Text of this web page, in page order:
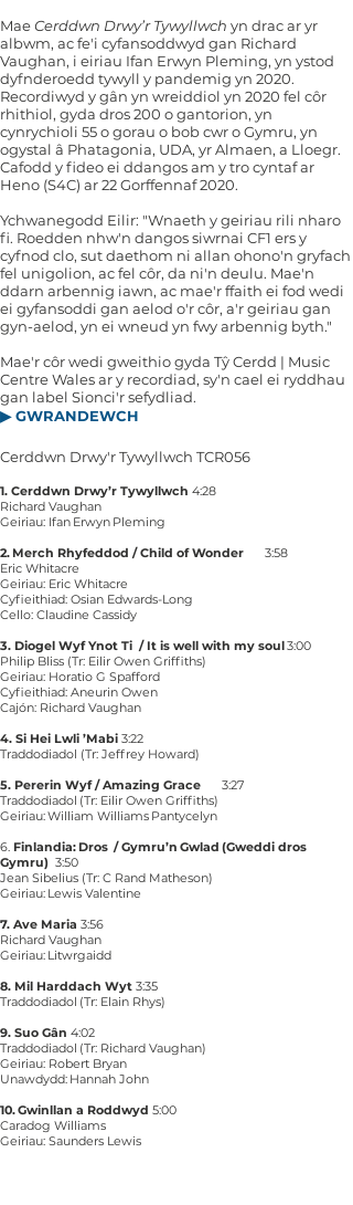
MaeCerddwn Drwy’r Tywyllwch yn drac ar yr
albwm, ac fe'i cyfansoddwyd gan Richard
Vaughan, i eiriau Ifan Erwyn Pleming, yn ystod
dyfnderoedd tywyll y pandemig yn 2020.
Recordiwyd y gân yn wreiddiol yn 2020 fel côr
rhithiol, gyda dros 200 o gantorion, yn
cynrychioli 55 o gorau o bob cwr o Gymru, yn
ogystal â Phatagonia, UDA, yr Almaen, a Lloegr.
Cafodd y fideo ei ddangos am y tro cyntaf ar
Heno (S4C) ar 22 Gorffennaf 2020.
Ychwanegodd Eilir: "Wnaeth y geiriau rili nharo
fi. Roedden nhw'n dangos siwrnai CF1 ers y
cyfnod clo, sut daethom ni allan ohono'n gryfach
fel unigolion, ac fel côr, da ni'n deulu. Mae'n
ddarn arbennig iawn, ac mae'r ffaith ei fod wedi
ei gyfansoddi gan aelod o'r côr, a'r geiriau gan
gyn-aelod, yn ei wneud yn fwy arbennig byth."
Mae'r côr wedi gweithio gyda Tŷ Cerdd | Music
Centre Wales ar y recordiad, sy'n cael ei ryddhau
gan label Sionci'r sefydliad.
▶ GWRANDEWCH
Cerddwn Drwy'r Tywyllwch TCR056
1. Cerddwn Drwy’r Tywyllwch 4:28
Richard Vaughan
Geiriau: Ifan Erwyn Pleming
2. Merch Rhyfeddod / Child of Wonder 3:58
Eric Whitacre
Geiriau: Eric Whitacre
Cyfieithiad: Osian Edwards-Long
Cello: Claudine Cassidy
3. Diogel Wyf Ynot Ti / It is well with my soul3:00
Philip Bliss (Tr: Eilir Owen Griffiths)
Geiriau: Horatio G Spafford
Cyfieithiad: Aneurin Owen
Cajón: Richard Vaughan
4. Si Hei Lwli ’Mabi 3:22
Traddodiadol (Tr: Jeffrey Howard)
5. Pererin Wyf / Amazing Grace 3:27
Traddodiadol (Tr: Eilir Owen Griffiths)
Geiriau: William Williams Pantycelyn
6. Finlandia: Dros / Gymru’n Gwlad (Gweddi dros
Gymru) 3:50
Jean Sibelius (Tr: C Rand Matheson)
Geiriau: Lewis Valentine
7. Ave Maria 3:56
Richard Vaughan
Geiriau: Litwrgaidd
8. Mil Harddach Wyt 3:35
Traddodiadol (Tr: Elain Rhys)
9. Suo Gân 4:02
Traddodiadol (Tr: Richard Vaughan)
Geiriau: Robert Bryan
Unawdydd: Hannah John
10. Gwinllan a Roddwyd 5:00
Caradog Williams
Geiriau: Saunders Lewis